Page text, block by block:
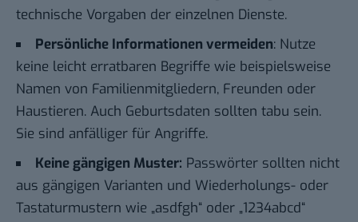
technische Vorgaben der einzelnen Dienste.
Persönliche Informationen vermeiden: Nutze
keine leicht erratbaren Begriffe wie beispielsweise
Namen von Familienmitgliedern, Freunden oder
Haustieren. Auch Geburtsdaten sollten tabu sein.
Sie sind anfälliger für Angriffe.
Keine gängigen Muster: Passwörter sollten nicht
aus gängigen Varianten und Wiederholungs- oder
Tastaturmustern wie „asdfgh“ oder „1234abcd“